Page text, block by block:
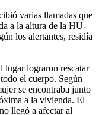
varias llamadas que
a la altura de la HU-
los alertantes, residía
lugar lograron rescatar
el cuerpo. Según
se encontraba junto
a la vivienda. El
llegó a afectar al